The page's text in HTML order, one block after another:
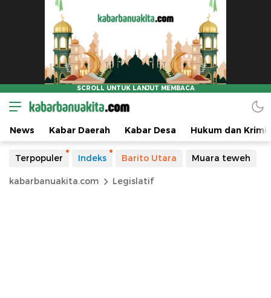
News Kabar Daerah Kabar Desa Hukum dan
Terpopuler Indeks Barito Utara Muara teweh
kabarbanuakita.com Legislatif